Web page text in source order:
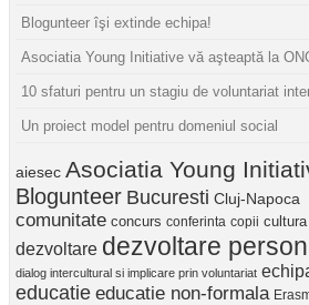
Blogunteer îşi extinde echipa!
Asociatia Young Initiative vă aşteaptă la
10 sfaturi pentru un stagiu de voluntariat
Un proiect model pentru domeniul social
aiesec Asociatia Young
Blogunteer Bucuresti Cluj-Napoca
comunitate concurs conferinta copii cultura
dezvoltare dezvoltare
dialog intercultural si implicare prin voluntariat
educatie educatie non-formala